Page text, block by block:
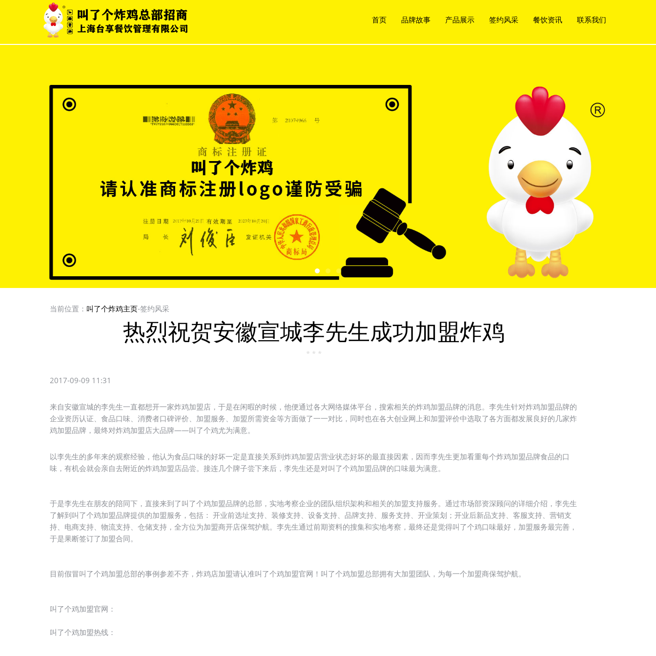
首页 品牌故事 产品展示 签约风采 餐饮资讯 联系我们
当前位置： 叫了个炸鸡主页-签约风采
热烈祝贺安徽宣城李先生成功加盟炸鸡
* * *
2017-09-09 11:31
来自安徽宣城的李先生一直都想开一家炸鸡加盟店，于是在闲暇的时候，他便通过各大网络媒体平台，搜索相关的炸鸡加盟品牌的消息。李先生针对炸鸡加盟品牌的
企业资历认证、食品口味、消费者口碑评价、加盟服务、加盟所需资金等方面做了一一对比，同时也在各大创业网上和加盟评价中选取了各方面都发展良好的几家炸
鸡加盟品牌，最终对炸鸡加盟店大品牌——叫了个鸡尤为满意。
以李先生的多年来的观察经验，他认为食品口味的好坏一定是直接关系到炸鸡加盟店营业状态好坏的最直接因素，因而李先生更加看重每个炸鸡加盟品牌食品的口
味，有机会就会亲自去附近的炸鸡加盟店品尝。接连几个牌子尝下来后，李先生还是对叫了个鸡加盟品牌的口味最为满意。
于是李先生在朋友的陪同下，直接来到了叫了个鸡加盟品牌的总部，实地考察企业的团队组织架构和相关的加盟支持服务。通过市场部资深顾问的详细介绍，李先生
了解到叫了个鸡加盟品牌提供的加盟服务，包括： 开业前选址支持、装修支持、设备支持、品牌支持、服务支持、开业策划；开业后新品支持、客服支持、营销支
持、电商支持、物流支持、仓储支持，全方位为加盟商开店保驾护航。李先生通过前期资料的搜集和实地考察，最终还是觉得叫了个鸡口味最好，加盟服务最完善，
于是果断签订了加盟合同。
目前假冒叫了个鸡加盟总部的事例参差不齐，炸鸡店加盟请认准叫了个鸡加盟官网！叫了个鸡加盟总部拥有大加盟团队，为每一个加盟商保驾护航。
叫了个鸡加盟官网：
叫了个鸡加盟热线：